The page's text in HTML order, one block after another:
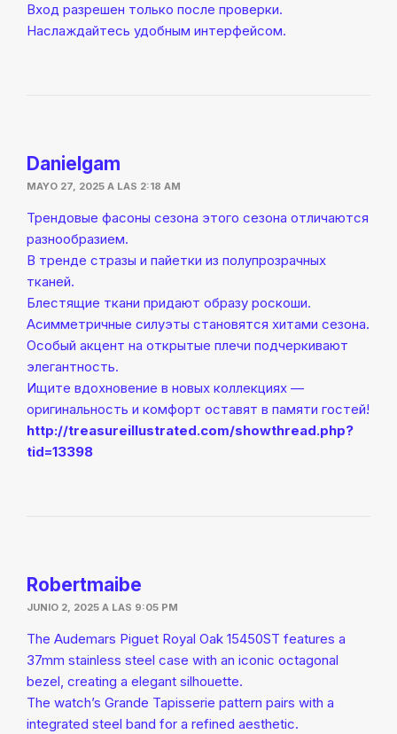
Вход разрешен только после проверки.
Наслаждайтесь удобным интерфейсом.
Danielgam
MAYO 27, 2025 A LAS 2:18 AM
Трендовые фасоны сезона этого сезона отличаются
разнообразием.
В тренде стразы и пайетки из полупрозрачных
тканей.
Блестящие ткани придают образу роскоши.
Асимметричные силуэты становятся хитами сезона.
Особый акцент на открытые плечи подчеркивают
элегантность.
Ищите вдохновение в новых коллекциях —
оригинальность и комфорт оставят в памяти гостей!
http://treasureillustrated.com/showthread.php?
tid=13398
Robertmaibe
JUNIO 2, 2025 A LAS 9:05 PM
The Audemars Piguet Royal Oak 15450ST features a
37mm stainless steel case with an iconic octagonal
bezel, creating a elegant silhouette.
The watch’s Grande Tapisserie pattern pairs with a
integrated steel band for a refined aesthetic.